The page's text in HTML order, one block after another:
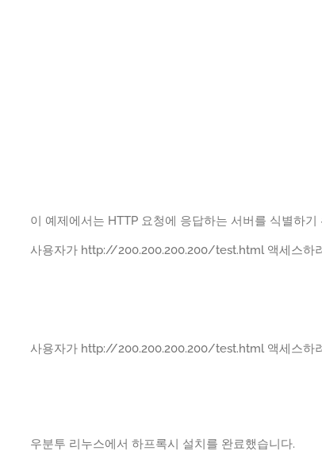
이 예제에서는 HTTP 요청에 응답하는 서버를 식별하
사용자가 http://200.200.200.200/test.html 액세스하
사용자가 http://200.200.200.200/test.html 액세스하
우분투 리누스에서 하프록시 설치를 완료했습니다.